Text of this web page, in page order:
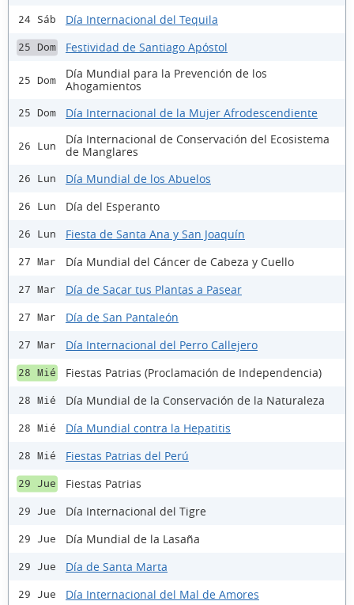
24 Sáb Día Internacional del Tequila
25 Dom Festividad de Santiago Apóstol
25 Dom
Día Mundial para la Prevención de los
Ahogamientos
25 Dom Día Internacional de la Mujer Afrodescendiente
26 Lun
Día Internacional de Conservación del Ecosistema
de Manglares
26 Lun Día Mundial de los Abuelos
26 Lun Día del Esperanto
26 Lun Fiesta de Santa Ana y San Joaquín
27 Mar Día Mundial del Cáncer de Cabeza y Cuello
27 Mar Día de Sacar tus Plantas a Pasear
27 Mar Día de San Pantaleón
27 Mar Día Internacional del Perro Callejero
28 Mié Fiestas Patrias (Proclamación de Independencia)
28 Mié Día Mundial de la Conservación de la Naturaleza
28 Mié Día Mundial contra la Hepatitis
28 Mié Fiestas Patrias del Perú
29 Jue Fiestas Patrias
29 Jue Día Internacional del Tigre
29 Jue Día Mundial de la Lasaña
29 Jue Día de Santa Marta
29 Jue Día Internacional del Mal de Amores